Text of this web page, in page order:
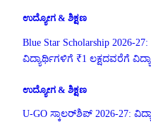
ಉದ್ಯೋಗ & ಶಿಕ್ಷಣ
Blue Star Scholarship
ವಿದ್ಯಾರ್ಥಿಗಳಿಗೆ ₹1 ಲಕ್ಷದವರೆಗೆ
ಉದ್ಯೋಗ & ಶಿಕ್ಷಣ
U-GO ಸ್ಕಾಲರ್‌ಶಿಪ್ 2026-27: